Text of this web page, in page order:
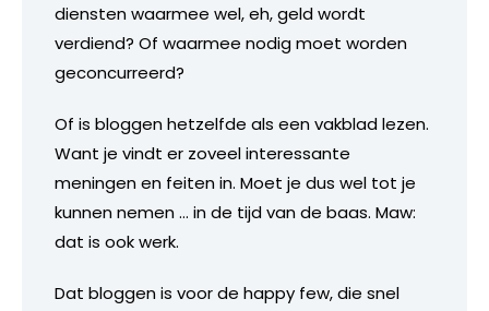
diensten waarmee wel, eh, geld wordt
verdiend? Of waarmee nodig moet worden
geconcurreerd?
Of is bloggen hetzelfde als een vakblad lezen.
Want je vindt er zoveel interessante
meningen en feiten in. Moet je dus wel tot je
kunnen nemen … in de tijd van de baas. Maw:
dat is ook werk.
Dat bloggen is voor de happy few, die snel